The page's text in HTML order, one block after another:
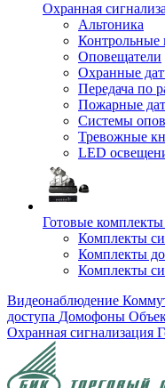
Охранная
Альтоника
Контрольные
Оповещатели
Охранные
Передача по
Пожарные
Системы
Тревожные
LED
Готовые комплекты
Комплекты
Комплекты
Комплекты
Видеонаблюдение
доступа Домофоны
Охранная сигнализация